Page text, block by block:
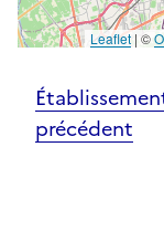
Leaflet | ©
précédent